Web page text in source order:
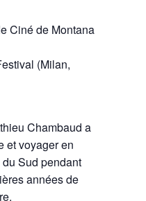
Ciné de Montana
(Milan,
Chambaud a
et voyager en
Sud pendant
années de